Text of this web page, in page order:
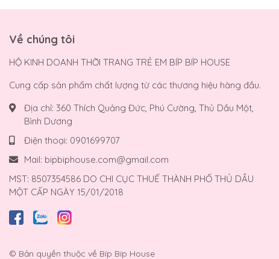
Về chúng tôi
HỘ KINH DOANH THỜI TRANG TRẺ EM BÍP BÍP HOUSE
Cung cấp sản phẩm chất lượng từ các thương hiệu hàng đầu.
Địa chỉ: 360 Thích Quảng Đức, Phú Cường, Thủ Dầu Một,
Bình Dương
Điện thoại: 0901699707
Mail: bipbiphouse.com@gmail.com
MST: 8507354586 DO CHI CỤC THUẾ THÀNH PHỐ THỦ DẦU
MỘT CẤP NGÀY 15/01/2018
© Bản quyền thuộc về Bíp Bíp House